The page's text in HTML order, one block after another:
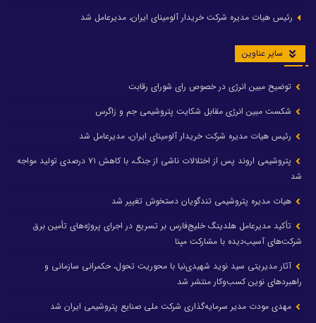
رئیس هیات مدیره شرکت خریدار آلومینای ایران، مدیرعامل شد
سایر عناوین
توضیح مبین انرژی در خصوص رای شورای رقابت
شکست مبین انرژی مقابل شکایت پتروشیمی جم و زاگرس
رئیس هیات مدیره شرکت خریدار آلومینای ایران، مدیرعامل شد
پتروشیمی اروند پس از اختلالات ناشی از جنگ، با کاهش ۷۱ درصدی تولید مواجه
شد
هیات مدیره پتروشیمی تندگویان دستخوش تغییر شد
تأکید مدیرعامل هلدینگ خلیج‌فارس بر تسریع در اجرای پروژه‌های تأمین برق
شرکت‌های آسیب‌دیده با مشارکت مپنا
آثار مدیریتی سید نوید شهیدی‌نیا با محوریت تحول، حکمرانی سازمانی و
راهبردهای نوین کسب‌وکار منتشر شد
مهدی مودت مدیر سرمایه‌گذاری شرکت ملی صنایع پتروشیمی ایران شد